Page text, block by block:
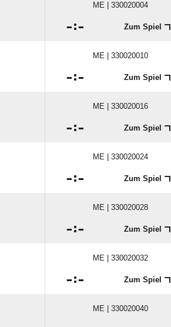
ME | 330020004
: Zum Spiel
ME | 330020010
: Zum Spiel
ME | 330020016
: Zum Spiel
ME | 330020024
: Zum Spiel
ME | 330020028
: Zum Spiel
ME | 330020032
: Zum Spiel
ME | 330020040